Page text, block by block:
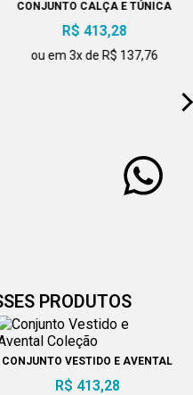
CONJUNTO CALÇA E TÚNICA
R$ 413,28
ou em 3x de R$ 137,76
PRODUTOS
CONJUNTO VESTIDO E AVENTAL
R$ 413,28